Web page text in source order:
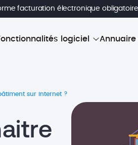
facturation électronique
logiciel
sur internet ?